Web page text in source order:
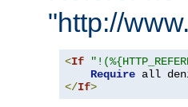
"http://
<If
Require
</If>